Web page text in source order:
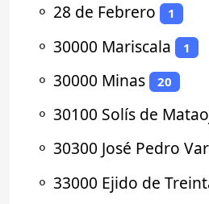
⚬ 28 de Febrero 1
⚬ 30000 Mariscala 1
⚬ 30000 Minas 20
⚬ 30100 Solís de
⚬ 30300 José Pedro
⚬ 33000 Ejido de